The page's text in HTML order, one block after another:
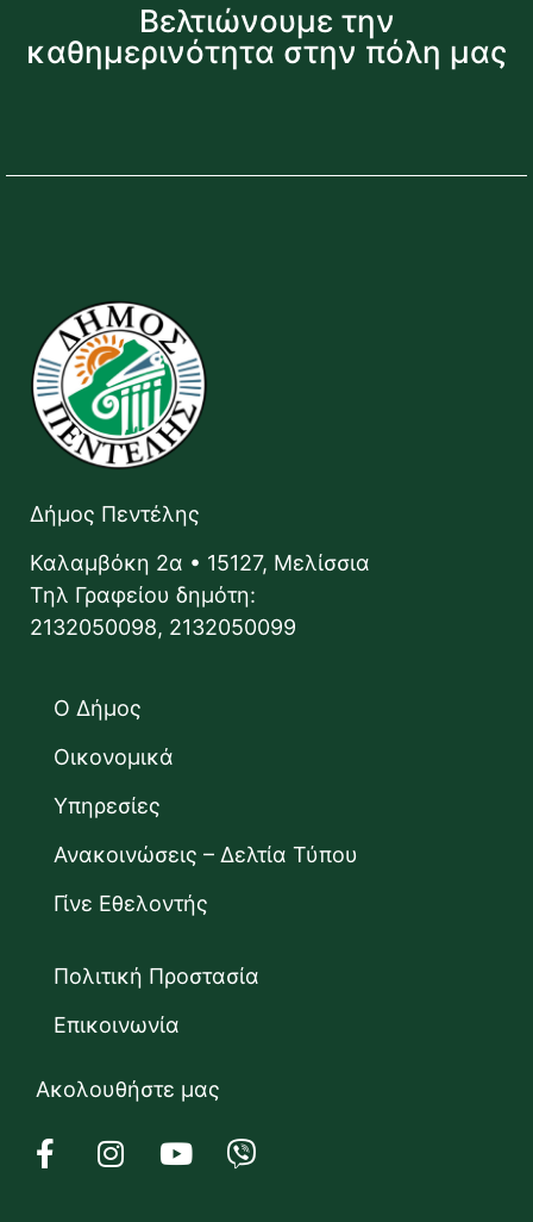
Βελτιώνουμε την
καθημερινότητα στην πόλη μας
Δήμος Πεντέλης
Καλαμβόκη 2α • 15127, Μελίσσια
Τηλ Γραφείου δημότη:
2132050098, 2132050099
Ο Δήμος
Οικονομικά
Υπηρεσίες
Ανακοινώσεις – Δελτία Τύπου
Γίνε Εθελοντής
Πολιτική Προστασία
Επικοινωνία
Ακολουθήστε μας